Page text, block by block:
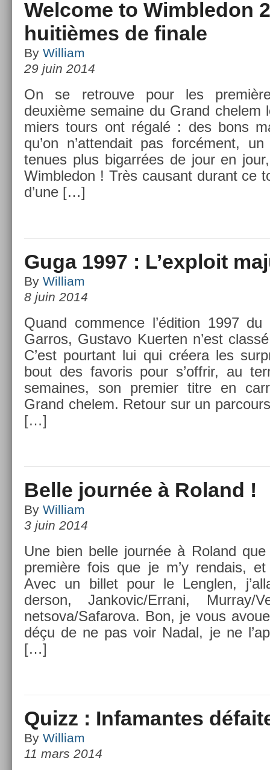
Welcome to Wimbledon
huitièmes de finale
By William
29 juin 2014
On se retro­uve pour les
deuxième semaine du Grand
mi­ers tours ont régalé : des bons
qu’on n’at­tendait pas forcément,
tenues plus bi­garrées de jour en
Wimbledon ! Très causant durant ce
d’une […]
Guga 1997 : L’exploit
By William
8 juin 2014
Quand com­m­ence l’édi­tion 1997
Gar­ros, Gus­tavo Kuert­en n’est
C’est pour­tant lui qui créera les
bout des favoris pour s’offrir, au
semaines, son pre­mi­er titre en
Grand chelem. Re­tour sur un
[…]
Belle journée à Roland !
By William
3 juin 2014
Une bien belle journée à Roland
première fois que je m’y re­ndais,
Avec un bi­llet pour le Lengl­en,
derson, Jan­kovic­/Errani,
netsova/­Safarova. Bon, je vous
déçu de ne pas voir Nadal, je ne
[…]
Quizz : Infamantes
By William
11 mars 2014